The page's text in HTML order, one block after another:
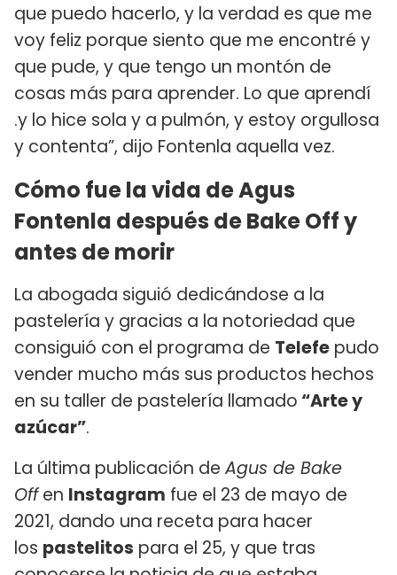
que puedo hacerlo, y la verdad es que me
voy feliz porque siento que me encontré y
que pude, y que tengo un montón de
cosas más para aprender. Lo que aprendí
.y lo hice sola y a pulmón, y estoy orgullosa
y contenta”, dijo Fontenla aquella vez.
Cómo fue la vida de Agus
Fontenla después de Bake Off y
antes de morir
La abogada siguió dedicándose a la
pastelería y gracias a la notoriedad que
consiguió con el programa de Telefe pudo
vender mucho más sus productos hechos
en su taller de pastelería llamado “Arte y
azúcar”.
La última publicación deAgus de Bake
Offen Instagram fue el 23 de mayo de
2021, dando una receta para hacer
los pastelitos para el 25, y que tras